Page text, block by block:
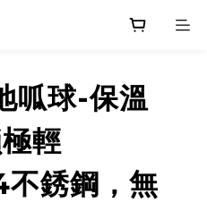
呱球-保溫
輕
銹鋼，無